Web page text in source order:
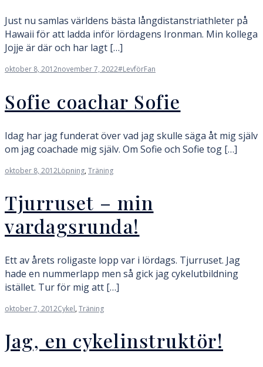
Just nu samlas världens bästa långdistanstriathleter på
Hawaii för att ladda inför lördagens Ironman. Min kollega
Jojje är där och har lagt […]
oktober 8, 2012november 7, 2022#LevförFan
Sofie coachar Sofie
Idag har jag funderat över vad jag skulle säga åt mig själv
om jag coachade mig själv. Om Sofie och Sofie tog […]
oktober 8, 2012Löpning,Träning
Tjurruset – min
vardagsrunda!
Ett av årets roligaste lopp var i lördags. Tjurruset. Jag
hade en nummerlapp men så gick jag cykelutbildning
istället. Tur för mig att […]
oktober 7, 2012Cykel,Träning
Jag, en cykelinstruktör!